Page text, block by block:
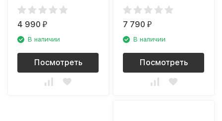
Edition
4 990₽
В наличии
Посмотреть
(M001RW2)
7 790₽
В наличии
Посмотреть